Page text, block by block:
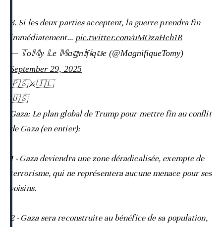
3. Si les deux parties acceptent, la guerre prendra fin
immédiatement… pic.twitter.com/uMOzaHch1R
— 𝕋o𝕄y 𝕃e 𝕄a𝕘n𝕚f𝕚q𝕦e (@MagnifiqueTomy)
September 29, 2025
🇵🇸⚔️🇮🇱
🇺🇸
Gaza: Le plan global de Trump pour mettre fin au conflit
de Gaza (en entier):
1 - Gaza deviendra une zone déradicalisée, exempte de
terrorisme, qui ne représentera aucune menace pour ses
voisins.
2 - Gaza sera reconstruite au bénéfice de sa population,